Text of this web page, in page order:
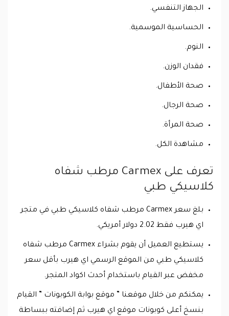
الجهاز التنفسي.
الحساسية الموسمية.
النوم.
فقدان الوزن.
صحة الأطفال.
صحة الرجال.
صحة المرأة.
مشاهدة الكل.
تعرف على Carmex‏ مرطب شفاه
كلاسيكي طبي
بلغ سعر Carmex‏ مرطب شفاه كلاسيكي طبي في متجر
اي هيرب فقط 2.02 دولار أمريكي.
يستطيع العميل أن يقوم بشراء Carmex‏ مرطب شفاه
كلاسيكي طبي من الموقع الرسمي اي هيرب بأقل سعر
مخفض عبر القيام باستخدام أحدث اكواد المتجر.
يمكنكم من خلال موقعنا ” موقع بوابة الكوبونات ” القيام
بنسخ أعلى كوبونات موقع اي هيرب ثم إضافته ببساطة